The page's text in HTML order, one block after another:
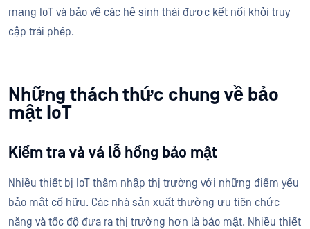
mạng IoT và bảo vệ các hệ sinh thái được kết nối khỏi truy
cập trái phép.
Những thách thức chung về bảo
mật IoT
Kiểm tra và vá lỗ hổng bảo mật
Nhiều thiết bị IoT thâm nhập thị trường với những điểm yếu
bảo mật cố hữu. Các nhà sản xuất thường ưu tiên chức
năng và tốc độ đưa ra thị trường hơn là bảo mật. Nhiều thiết